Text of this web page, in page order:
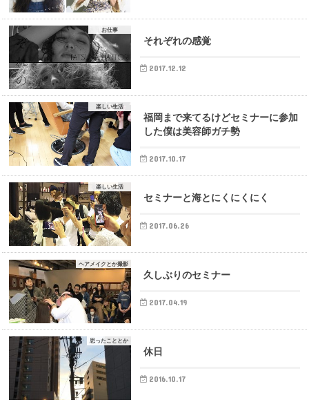
お仕事
それぞれの感覚
2017.12.12
楽しい生活
福岡まで来てるけどセミナーに参加
した僕は美容師ガチ勢
2017.10.17
楽しい生活
セミナーと海とにくにくにく
2017.06.26
ヘアメイクとか撮影
久しぶりのセミナー
2017.04.19
思ったこととか
休日
2016.10.17